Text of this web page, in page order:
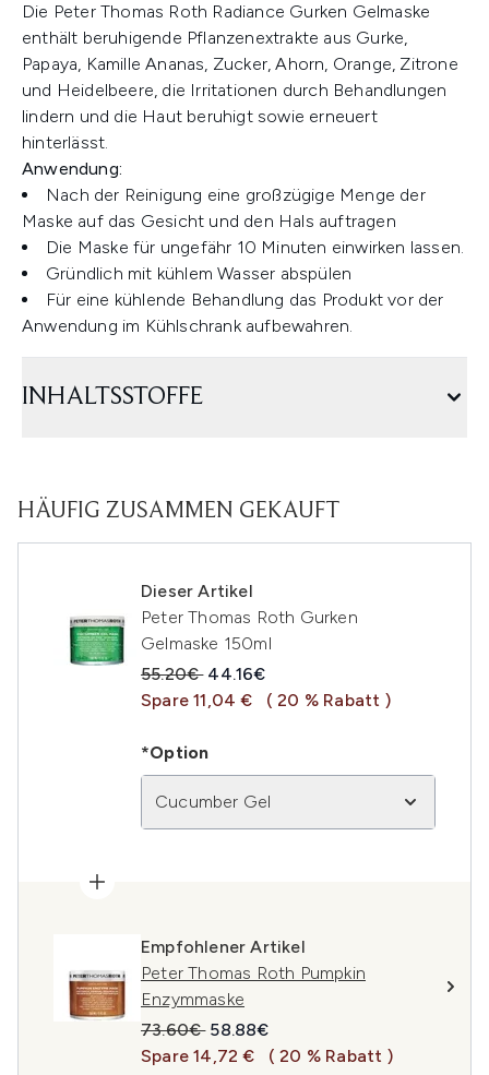
Die Peter Thomas Roth Radiance Gurken Gelmaske
enthält beruhigende Pflanzenextrakte aus Gurke,
Papaya, Kamille Ananas, Zucker, Ahorn, Orange, Zitrone
und Heidelbeere, die Irritationen durch Behandlungen
lindern und die Haut beruhigt sowie erneuert
hinterlässt.
Anwendung:
Nach der Reinigung eine großzügige Menge der
Maske auf das Gesicht und den Hals auftragen
Die Maske für ungefähr 10 Minuten einwirken lassen.
Gründlich mit kühlem Wasser abspülen
Für eine kühlende Behandlung das Produkt vor der
Anwendung im Kühlschrank aufbewahren.
INHALTSSTOFFE
HÄUFIG ZUSAMMEN GEKAUFT
Dieser Artikel
Peter Thomas Roth Gurken
Gelmaske 150ml
Unverbindliche Preisempfehlung:
55.20€ Aktueller Preis:
44.16€
Spare 11,04 €
( 20 % Rabatt )
*Option
Cucumber Gel
Empfohlener Artikel
Peter Thomas Roth Pumpkin
Enzymmaske
Unverbindliche Preisempfehlung:
73.60€ Aktueller Preis:
58.88€
Spare 14,72 €
( 20 % Rabatt )